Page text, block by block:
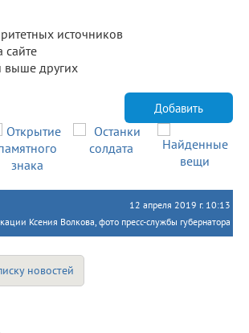
источников
сайте
выше других
Добавить
12 апреля 2019 г. 10:13
Ксения Волкова, фото пресс-службы губернатора
новостей